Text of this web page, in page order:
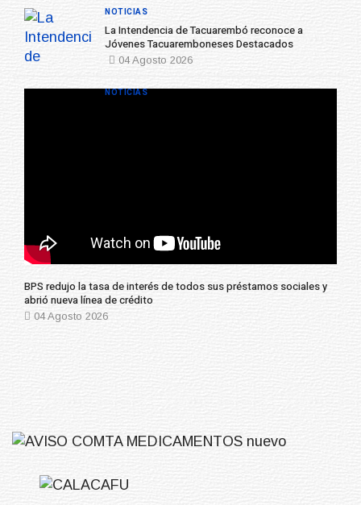
La Intendencia de Tacuarembó reconoce a
Jóvenes Tacuaremboneses Destacados
04 Agosto 2026
NOTICIAS
BPS redujo la tasa de interés de todos sus préstamos sociales y
abrió nueva línea de crédito
04 Agosto 2026
NOTICIAS